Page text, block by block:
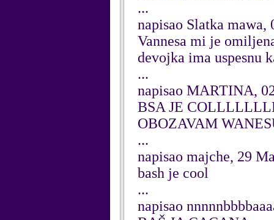
...
napisao Slatka mawa,
Vannesa mi je
devojka ima uspesnu
...
napisao MARTINA,
BSA JE
OBOZAVAM
...
napisao majche, 29
bash je cool
...
napisao